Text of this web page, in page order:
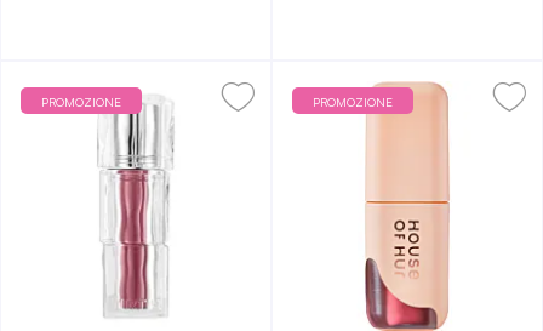
PROMOZIONE PROMOZIONE